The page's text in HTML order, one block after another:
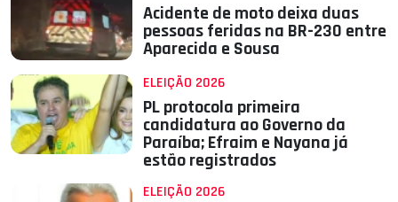
Acidente de moto deixa duas
pessoas feridas na BR-230 entre
Aparecida e Sousa
ELEIÇÃO 2026
PL protocola primeira
candidatura ao Governo da
Paraíba; Efraim e Nayana já
estão registrados
ELEIÇÃO 2026